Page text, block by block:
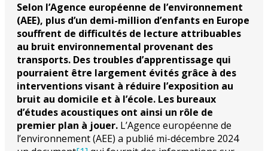
Selon l’Agence européenne de l’environnement
(AEE), plus d’un demi-million d’enfants en Europe
souffrent de difficultés de lecture attribuables
au bruit environnemental provenant des
transports. Des troubles d’apprentissage qui
pourraient être largement évités grâce à des
interventions visant à réduire l’exposition au
bruit au domicile et à l’école. Les bureaux
d’études acoustiques ont ainsi un rôle de
premier plan à jouer. L’Agence européenne de
l’environnement (AEE) a publié mi-décembre 2024